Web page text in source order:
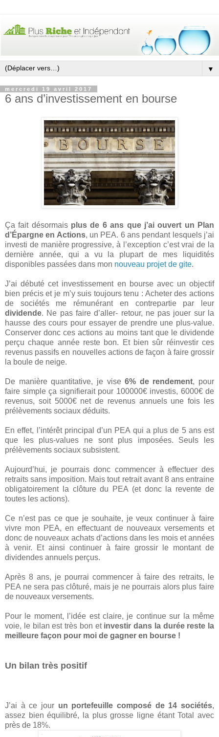
▼
mercredi 19 avril 2017
6 ans d’investissement en bourse
Ça fait désormais plus de 6 ans que j’ai ouvert un Plan
d’Épargne en Actions, un PEA. 6 ans pendant lesquels j’ai
investi de manière progressive, à l’exception c’est vrai de la
dernière année, qui a vu la plupart de mes liquidités
disponibles passées dans mon nouveau projet de gite.
J’ai débuté cet investissement en bourse avec un objectif
bien précis et je m’y suis toujours tenu : Acheter des actions
de sociétés me rémunérant en contrepartie par leur
dividende. Ne pas faire d’aller- retour, ne pas jouer sur la
hausse des cours pour essayer de prendre une plus-value.
Conserver donc ces actions au moins tant que le dividende
perçu chaque année reste bon. Et bien sûr réinvestir ces
revenus passifs en nouvelles actions de façon à faire grossir
la boule de neige.
De manière quantitative, je vise6% de rendement, pour
faire simple ça signifierait pour 100000€ investis, 6000€ de
revenus, soit 5000€ net de revenus annuels une fois les
prélèvements sociaux déduits.
En effet, l’intérêt principal d’un PEA qui a plus de 5 ans est
que les plus-values ne sont plus imposées. Seuls les
prélèvements sociaux subsistent.
Aujourd’hui, je pourrais donc commencer à effectuer des
retraits sans imposition. Mais tout retrait avant 8 ans entraine
obligatoirement la clôture du PEA (et donc la revente de
toutes les actions).
Ce n’est pas ce que je souhaite, je veux continuer à faire
vivre mon PEA, en effectuant de nouveaux versements et
donc de nouveaux achats d’actions dans les mois et années
à venir. Et ainsi continuer à faire grossir le montant de
dividendes annuels perçus.
Après 8 ans, je pourrai commencer à faire des retraits, le
PEA ne sera pas clôturé, mais je ne pourrais alors plus faire
de nouveaux versements.
Pour le moment, l’idée est claire, je continue sur la même
voie, le bilan est très bon et investir dans la durée reste la
meilleure façon pour moi de gagner en bourse !
Un bilan très positif
J’ai à ce jour un portefeuille composé de 14 sociétés,
assez bien équilibré, la plus grosse ligne étant Total avec
près de 18%.